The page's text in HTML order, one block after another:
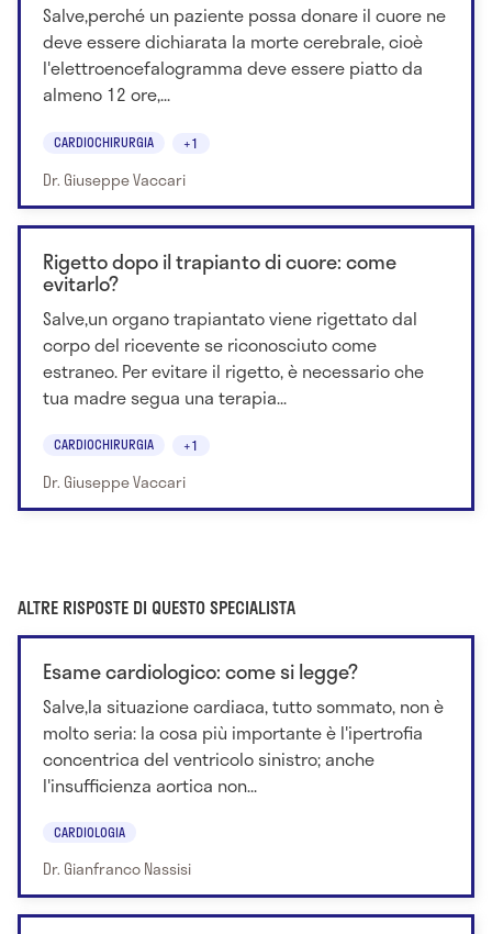
Salve,perché un paziente possa donare il cuore ne
deve essere dichiarata la morte cerebrale, cioè
l'elettroencefalogramma deve essere piatto da
almeno 12 ore,...
CARDIOCHIRURGIA +1
Dr. Giuseppe Vaccari
Rigetto dopo il trapianto di cuore: come
evitarlo?
Salve,un organo trapiantato viene rigettato dal
corpo del ricevente se riconosciuto come
estraneo. Per evitare il rigetto, è necessario che
tua madre segua una terapia...
CARDIOCHIRURGIA +1
Dr. Giuseppe Vaccari
ALTRE RISPOSTE DI QUESTO SPECIALISTA
Esame cardiologico: come si legge?
Salve,la situazione cardiaca, tutto sommato, non è
molto seria: la cosa più importante è l'ipertrofia
concentrica del ventricolo sinistro; anche
l'insufficienza aortica non...
CARDIOLOGIA
Dr. Gianfranco Nassisi